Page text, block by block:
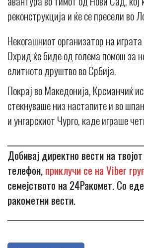
реконструкција и ќе се пресели во
Некогашниот организатор на
Охрид ќе биде од голема помош за
елитното друштво во Србија.
Покрај во Македонија, Крсманчиќ
стекнуваше низ настапите и во
и унгарскиот Чурго, каде играше
Добивај директно вести на
телефон,приклучи се на Viber
семејството на 24Ракомет. Со
ракометни вести.